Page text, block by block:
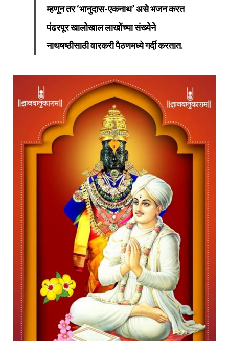
म्हणून तर ‘भानुदास-एकनाथ’ असे भजन करत
पंढरपूर खालोखाल लाखोंच्या संख्येने
नाथषष्ठीसाठी वारकरी पैठणमध्ये गर्दी करतात.